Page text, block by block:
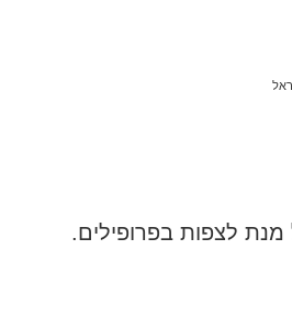
לצפות בפרופילים.